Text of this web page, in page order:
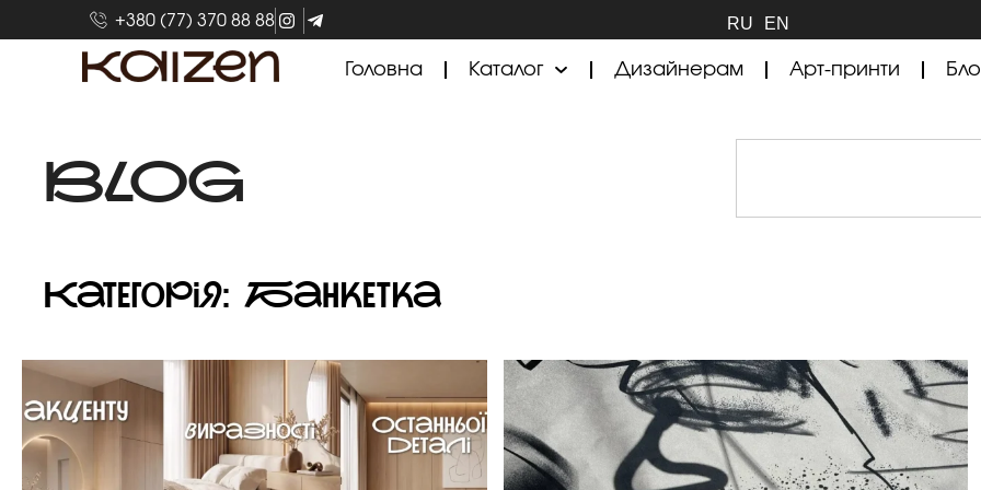
+380 (77) 370 88 88 RU EN
Головна Каталог Дизайнерам Арт-принти
BLOG
Категорія: Банкетка